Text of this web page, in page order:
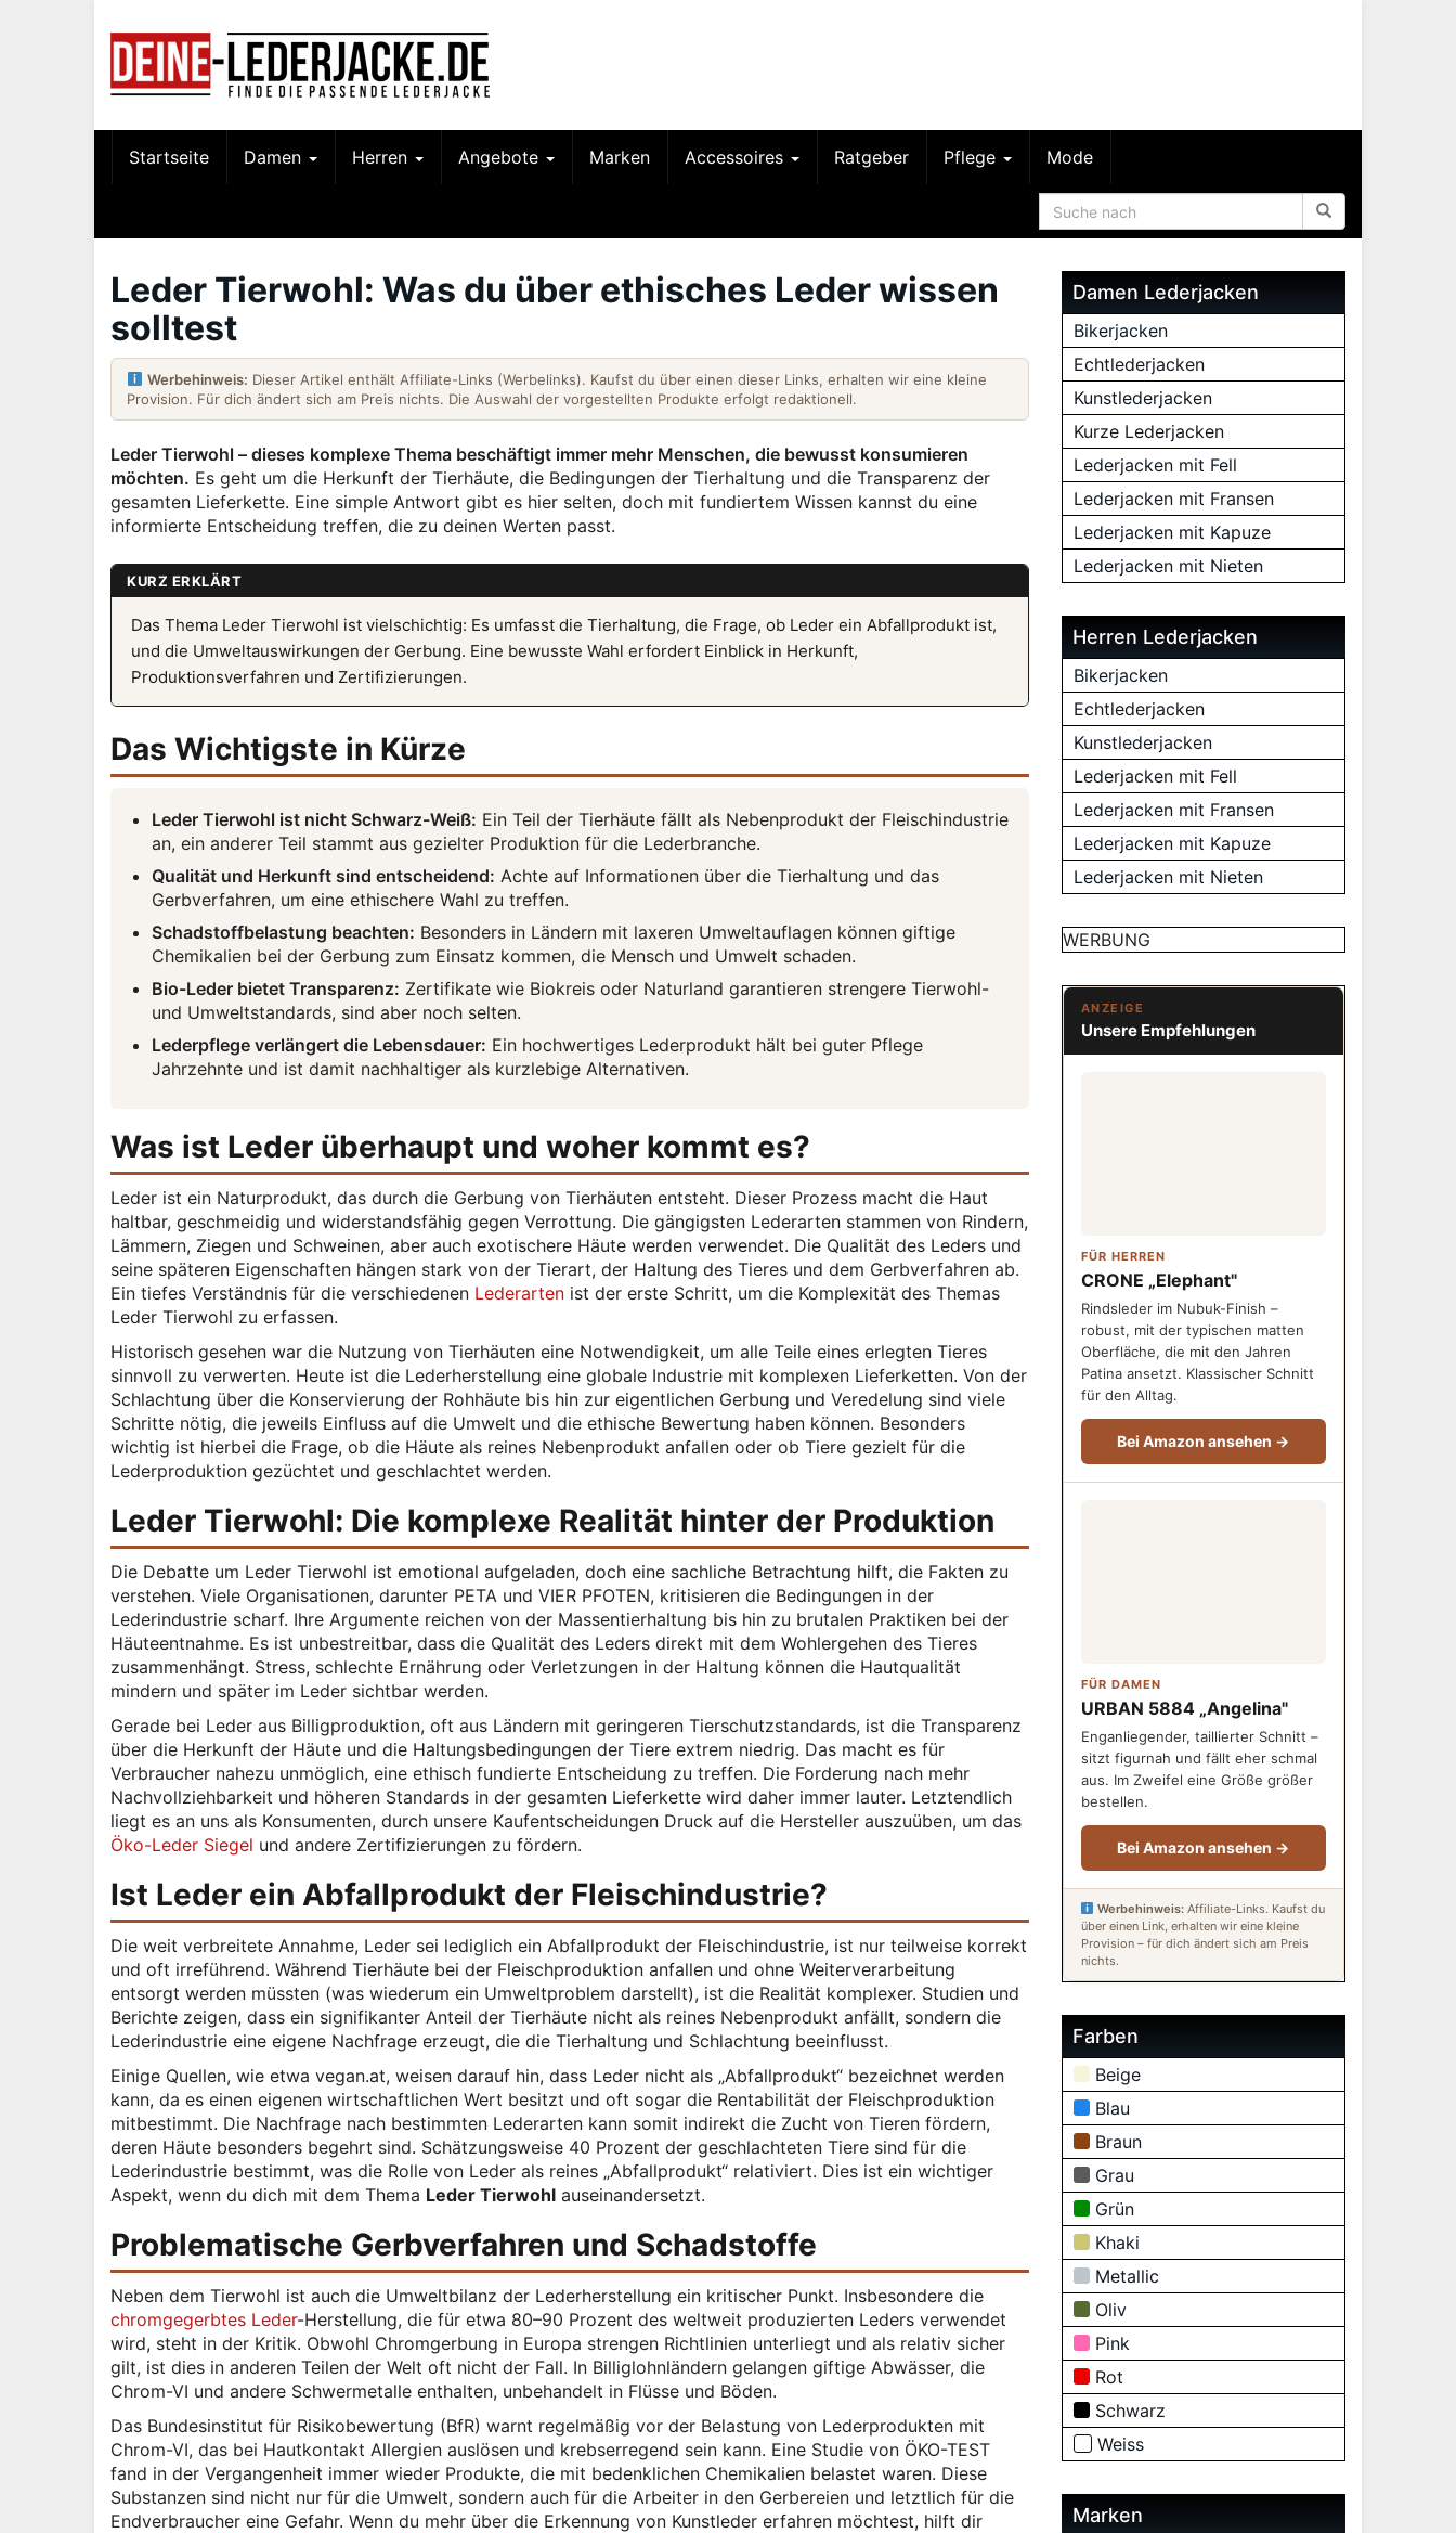
Startseite Damen Herren Angebote Marken Accessoires Ratgeber Pflege Mode
Leder Tierwohl: Was du über ethisches Leder wissen
solltest
Werbehinweis: Dieser Artikel enthält Affiliate-Links (Werbelinks). Kaufst du über einen dieser Links, erhalten wir eine kleine
Provision. Für dich ändert sich am Preis nichts. Die Auswahl der vorgestellten Produkte erfolgt redaktionell.
Leder Tierwohl – dieses komplexe Thema beschäftigt immer mehr Menschen, die bewusst konsumieren
möchten. Es geht um die Herkunft der Tierhäute, die Bedingungen der Tierhaltung und die Transparenz der
gesamten Lieferkette. Eine simple Antwort gibt es hier selten, doch mit fundiertem Wissen kannst du eine
informierte Entscheidung treffen, die zu deinen Werten passt.
KURZ ERKLÄRT
Das Thema Leder Tierwohl ist vielschichtig: Es umfasst die Tierhaltung, die Frage, ob Leder ein Abfallprodukt ist,
und die Umweltauswirkungen der Gerbung. Eine bewusste Wahl erfordert Einblick in Herkunft,
Produktionsverfahren und Zertifizierungen.
Das Wichtigste in Kürze
Leder Tierwohl ist nicht Schwarz-Weiß: Ein Teil der Tierhäute fällt als Nebenprodukt der Fleischindustrie
an, ein anderer Teil stammt aus gezielter Produktion für die Lederbranche.
Qualität und Herkunft sind entscheidend: Achte auf Informationen über die Tierhaltung und das
Gerbverfahren, um eine ethischere Wahl zu treffen.
Schadstoffbelastung beachten: Besonders in Ländern mit laxeren Umweltauflagen können giftige
Chemikalien bei der Gerbung zum Einsatz kommen, die Mensch und Umwelt schaden.
Bio-Leder bietet Transparenz: Zertifikate wie Biokreis oder Naturland garantieren strengere Tierwohl-
und Umweltstandards, sind aber noch selten.
Lederpflege verlängert die Lebensdauer: Ein hochwertiges Lederprodukt hält bei guter Pflege
Jahrzehnte und ist damit nachhaltiger als kurzlebige Alternativen.
Was ist Leder überhaupt und woher kommt es?
Leder ist ein Naturprodukt, das durch die Gerbung von Tierhäuten entsteht. Dieser Prozess macht die Haut
haltbar, geschmeidig und widerstandsfähig gegen Verrottung. Die gängigsten Lederarten stammen von Rindern,
Lämmern, Ziegen und Schweinen, aber auch exotischere Häute werden verwendet. Die Qualität des Leders und
seine späteren Eigenschaften hängen stark von der Tierart, der Haltung des Tieres und dem Gerbverfahren ab.
Ein tiefes Verständnis für die verschiedenen Lederarten ist der erste Schritt, um die Komplexität des Themas
Leder Tierwohl zu erfassen.
Historisch gesehen war die Nutzung von Tierhäuten eine Notwendigkeit, um alle Teile eines erlegten Tieres
sinnvoll zu verwerten. Heute ist die Lederherstellung eine globale Industrie mit komplexen Lieferketten. Von der
Schlachtung über die Konservierung der Rohhäute bis hin zur eigentlichen Gerbung und Veredelung sind viele
Schritte nötig, die jeweils Einfluss auf die Umwelt und die ethische Bewertung haben können. Besonders
wichtig ist hierbei die Frage, ob die Häute als reines Nebenprodukt anfallen oder ob Tiere gezielt für die
Lederproduktion gezüchtet und geschlachtet werden.
Leder Tierwohl: Die komplexe Realität hinter der Produktion
Die Debatte um Leder Tierwohl ist emotional aufgeladen, doch eine sachliche Betrachtung hilft, die Fakten zu
verstehen. Viele Organisationen, darunter PETA und VIER PFOTEN, kritisieren die Bedingungen in der
Lederindustrie scharf. Ihre Argumente reichen von der Massentierhaltung bis hin zu brutalen Praktiken bei der
Häuteentnahme. Es ist unbestreitbar, dass die Qualität des Leders direkt mit dem Wohlergehen des Tieres
zusammenhängt. Stress, schlechte Ernährung oder Verletzungen in der Haltung können die Hautqualität
mindern und später im Leder sichtbar werden.
Gerade bei Leder aus Billigproduktion, oft aus Ländern mit geringeren Tierschutzstandards, ist die Transparenz
über die Herkunft der Häute und die Haltungsbedingungen der Tiere extrem niedrig. Das macht es für
Verbraucher nahezu unmöglich, eine ethisch fundierte Entscheidung zu treffen. Die Forderung nach mehr
Nachvollziehbarkeit und höheren Standards in der gesamten Lieferkette wird daher immer lauter. Letztendlich
liegt es an uns als Konsumenten, durch unsere Kaufentscheidungen Druck auf die Hersteller auszuüben, um das
Öko-Leder Siegel und andere Zertifizierungen zu fördern.
Ist Leder ein Abfallprodukt der Fleischindustrie?
Die weit verbreitete Annahme, Leder sei lediglich ein Abfallprodukt der Fleischindustrie, ist nur teilweise korrekt
und oft irreführend. Während Tierhäute bei der Fleischproduktion anfallen und ohne Weiterverarbeitung
entsorgt werden müssten (was wiederum ein Umweltproblem darstellt), ist die Realität komplexer. Studien und
Berichte zeigen, dass ein signifikanter Anteil der Tierhäute nicht als reines Nebenprodukt anfällt, sondern die
Lederindustrie eine eigene Nachfrage erzeugt, die die Tierhaltung und Schlachtung beeinflusst.
Einige Quellen, wie etwa vegan.at, weisen darauf hin, dass Leder nicht als „Abfallprodukt“ bezeichnet werden
kann, da es einen eigenen wirtschaftlichen Wert besitzt und oft sogar die Rentabilität der Fleischproduktion
mitbestimmt. Die Nachfrage nach bestimmten Lederarten kann somit indirekt die Zucht von Tieren fördern,
deren Häute besonders begehrt sind. Schätzungsweise 40 Prozent der geschlachteten Tiere sind für die
Lederindustrie bestimmt, was die Rolle von Leder als reines „Abfallprodukt“ relativiert. Dies ist ein wichtiger
Aspekt, wenn du dich mit dem Thema Leder Tierwohl auseinandersetzt.
Problematische Gerbverfahren und Schadstoffe
Neben dem Tierwohl ist auch die Umweltbilanz der Lederherstellung ein kritischer Punkt. Insbesondere die
chromgegerbtes Leder-Herstellung, die für etwa 80–90 Prozent des weltweit produzierten Leders verwendet
wird, steht in der Kritik. Obwohl Chromgerbung in Europa strengen Richtlinien unterliegt und als relativ sicher
gilt, ist dies in anderen Teilen der Welt oft nicht der Fall. In Billiglohnländern gelangen giftige Abwässer, die
Chrom-VI und andere Schwermetalle enthalten, unbehandelt in Flüsse und Böden.
Das Bundesinstitut für Risikobewertung (BfR) warnt regelmäßig vor der Belastung von Lederprodukten mit
Chrom-VI, das bei Hautkontakt Allergien auslösen und krebserregend sein kann. Eine Studie von ÖKO-TEST
fand in der Vergangenheit immer wieder Produkte, die mit bedenklichen Chemikalien belastet waren. Diese
Substanzen sind nicht nur für die Umwelt, sondern auch für die Arbeiter in den Gerbereien und letztlich für die
Endverbraucher eine Gefahr. Wenn du mehr über die Erkennung von Kunstleder erfahren möchtest, hilft dir
Damen Lederjacken
Bikerjacken
Echtlederjacken
Kunstlederjacken
Kurze Lederjacken
Lederjacken mit Fell
Lederjacken mit Fransen
Lederjacken mit Kapuze
Lederjacken mit Nieten
Herren Lederjacken
Bikerjacken
Echtlederjacken
Kunstlederjacken
Lederjacken mit Fell
Lederjacken mit Fransen
Lederjacken mit Kapuze
Lederjacken mit Nieten
WERBUNG
ANZEIGE
Unsere Empfehlungen
FÜR HERREN
CRONE „Elephant"
Rindsleder im Nubuk-Finish –
robust, mit der typischen matten
Oberfläche, die mit den Jahren
Patina ansetzt. Klassischer Schnitt
für den Alltag.
Bei Amazon ansehen →
FÜR DAMEN
URBAN 5884 „Angelina"
Enganliegender, taillierter Schnitt –
sitzt figurnah und fällt eher schmal
aus. Im Zweifel eine Größe größer
bestellen.
Bei Amazon ansehen →
Werbehinweis: Affiliate-Links. Kaufst du
über einen Link, erhalten wir eine kleine
Provision – für dich ändert sich am Preis
nichts.
Farben
Beige
Blau
Braun
Grau
Grün
Khaki
Metallic
Oliv
Pink
Rot
Schwarz
Weiss
Marken